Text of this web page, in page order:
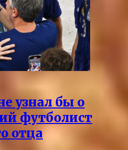
узнал бы о
футболист
отца